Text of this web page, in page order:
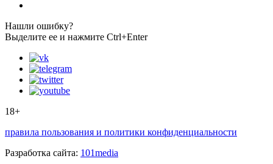
Нашли ошибку?
Выделите ее и нажмите Ctrl+Enter
18+
правила пользования и политики конфиденциальности
Разработка сайта: 101media